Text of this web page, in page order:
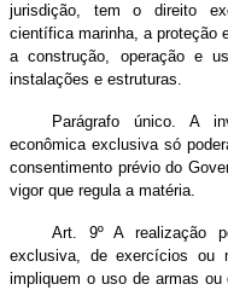
jurisdição, tem o direito
científica marinha, a proteção
a construção, operação e
instalações e estruturas.
Parágrafo único. A
econômica exclusiva só
consentimento prévio do
vigor que regula a matéria.
Art. 9º A realização
exclusiva, de exercícios ou
impliquem o uso de armas